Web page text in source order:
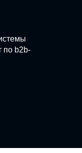
по b2b-